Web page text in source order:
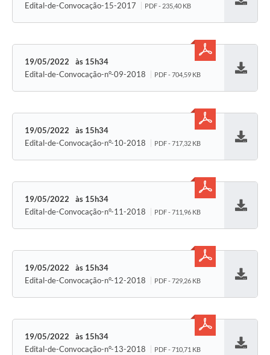
Edital-de-Convocação-15-2017
PDF - 235,40 KB
19/05/2022
15h34
Edital-de-Convocação-n°-09-2018
PDF - 704,59 KB
19/05/2022
15h34
Edital-de-Convocação-n°-10-2018
PDF - 717,32 KB
19/05/2022
15h34
Edital-de-Convocação-n°-11-2018
PDF - 711,96 KB
19/05/2022
15h34
Edital-de-Convocação-n°-12-2018
PDF - 729,26 KB
19/05/2022
15h34
Edital-de-Convocação-n°-13-2018
PDF - 710,71 KB